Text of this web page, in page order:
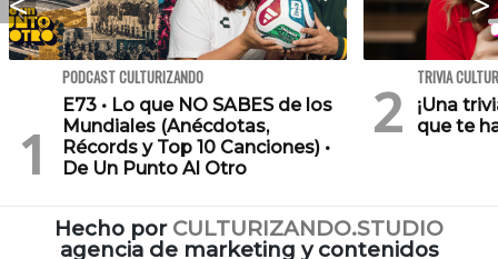
PODCAST CULTURIZANDO
E73 • Lo que NO SABES de los
Mundiales (Anécdotas,
Récords y Top 10 Canciones) •
De Un Punto Al Otro
TRIVIA
¡Una
que te
Hecho por CULTURIZANDO.STUDIO
agencia de marketing y contenidos